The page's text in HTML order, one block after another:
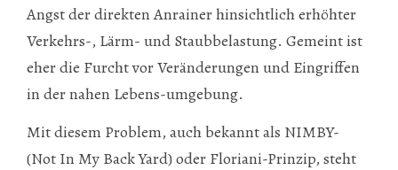
Angst der direkten Anrainer hinsichtlich erhöhter
Verkehrs-, Lärm- und Staubbelastung. Gemeint ist
eher die Furcht vor Veränderungen und Eingriffen
in der nahen Lebens-umgebung.
Mit diesem Problem, auch bekannt als NIMBY-
(Not In My Back Yard) oder Floriani-Prinzip, steht